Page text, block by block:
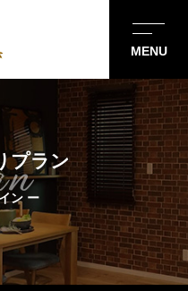
プラン
ン ー